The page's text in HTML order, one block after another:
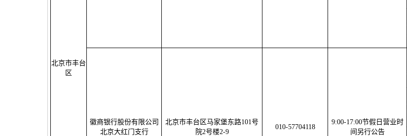
北京市丰台
区
徽商银行股份有限公司
北京大红门支行
北京市丰台区马家堡东路101号
院2号楼2-9
010-57704118
9:00-17:00节假日营业时
间另行公告